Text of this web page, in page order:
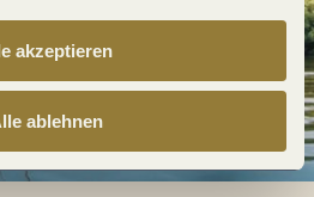
akzeptieren
ablehnen